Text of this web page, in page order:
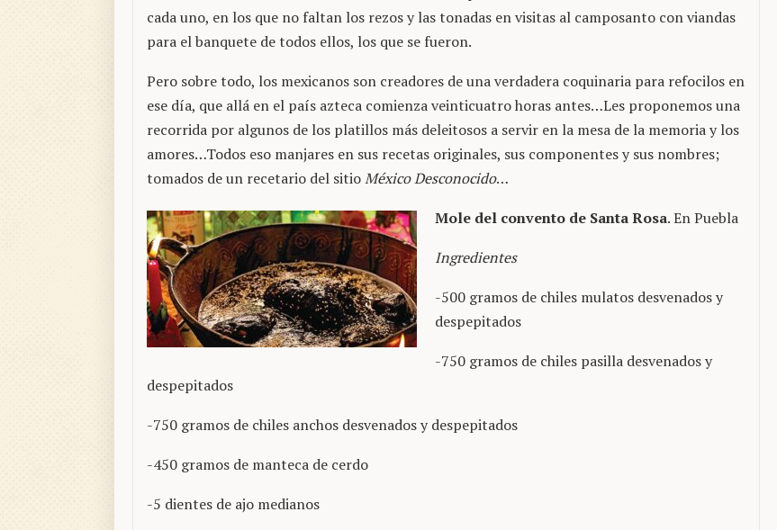
cada uno, en los que no faltan los rezos y las tonadas en visitas al camposanto con viandas
para el banquete de todos ellos, los que se fueron.
Pero sobre todo, los mexicanos son creadores de una verdadera coquinaria para refocilos en
ese día, que allá en el país azteca comienza veinticuatro horas antes…Les proponemos una
recorrida por algunos de los platillos más deleitosos a servir en la mesa de la memoria y los
amores…Todos eso manjares en sus recetas originales, sus componentes y sus nombres;
tomados de un recetario del sitioMéxico Desconocido…
Mole del convento de Santa Rosa. En Puebla
Ingredientes
-500 gramos de chiles mulatos desvenados y
despepitados
-750 gramos de chiles pasilla desvenados y
despepitados
-750 gramos de chiles anchos desvenados y despepitados
-450 gramos de manteca de cerdo
-5 dientes de ajo medianos